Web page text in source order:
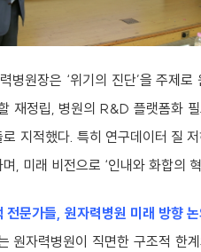
병원장은 ‘위기의 진단’을 주제
재정립, 병원의 R&D 플랫폼화
지적했다. 특히 연구데이터 질
, 미래 비전으로 ‘인내와 화합의
문가들, 원자력병원 미래 방향 논
원자력병원이 직면한 구조적 한